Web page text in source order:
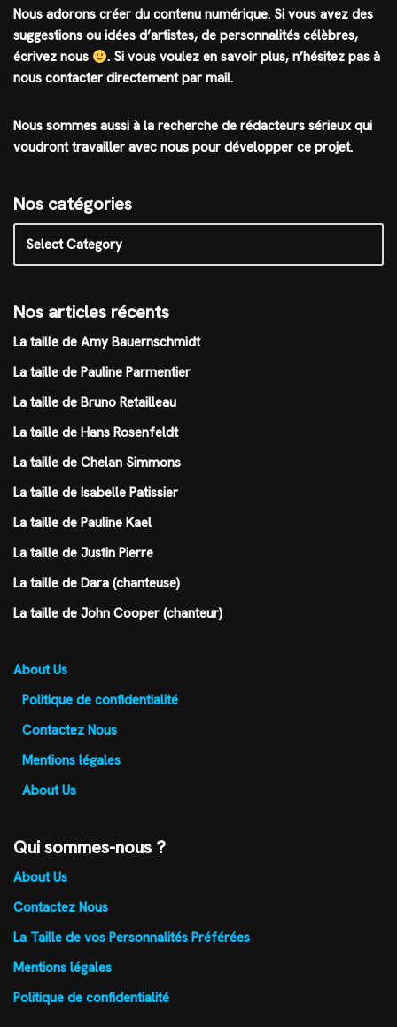
Nous adorons créer du contenu numérique. Si vous avez des
suggestions ou idées d’artistes, de personnalités célèbres,
écrivez nous
. Si vous voulez en savoir plus, n’hésitez pas à
nous contacter directement par mail.
Nous sommes aussi à la recherche de rédacteurs sérieux qui
voudront travailler avec nous pour développer ce projet.
Nos catégories
Nos articles récents
La taille de Amy Bauernschmidt
La taille de Pauline Parmentier
La taille de Bruno Retailleau
La taille de Hans Rosenfeldt
La taille de Chelan Simmons
La taille de Isabelle Patissier
La taille de Pauline Kael
La taille de Justin Pierre
La taille de Dara (chanteuse)
La taille de John Cooper (chanteur)
About Us
Politique de confidentialité
Contactez Nous
Mentions légales
About Us
Qui sommes-nous ?
About Us
Contactez Nous
La Taille de vos Personnalités Préférées
Mentions légales
Politique de confidentialité